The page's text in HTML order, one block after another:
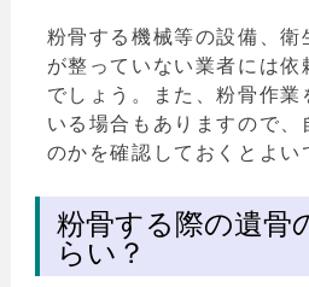
粉骨する機械等の設備、衛
が整っていない業者には依
でしょう。また、粉骨作業
いる場合もありますので、
のかを確認しておくとよい
粉骨する際の遺骨
らい？